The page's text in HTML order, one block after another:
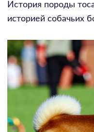
История породы
историей собачьих